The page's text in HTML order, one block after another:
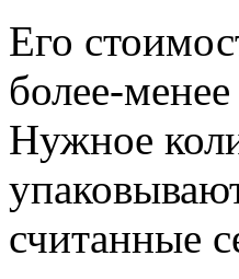
Его
более-
Нужное
считанные